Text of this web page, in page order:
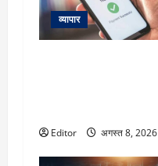
व्यापार
Editor अगस्त 8, 2026